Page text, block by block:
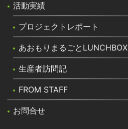
活動実績
プロジェクトレポート
あおもりまるごとLUNCHBOX
生産者訪問記
FROM STAFF
お問合せ